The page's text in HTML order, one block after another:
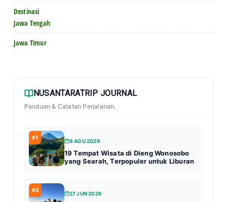
Destinasi
Jawa Tengah
Jawa Timur
NUSANTARATRIP JOURNAL
Panduan & Catatan Perjalanan.
#1
6 AGU 2026
19 Tempat Wisata di Dieng Wonosobo
yang Searah, Terpopuler untuk Liburan
#2
27 JUN 2026